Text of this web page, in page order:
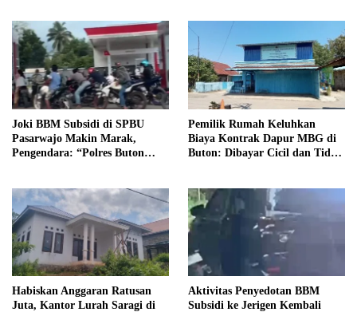
Joki BBM Subsidi di SPBU
Pasarwajo Makin Marak,
Pengendara: “Polres Buton
Pemilik Rumah Keluhkan
Biaya Kontrak Dapur MBG di
Buton: Dibayar Cicil dan Tidak
Habiskan Anggaran Ratusan
Juta, Kantor Lurah Saragi di
Aktivitas Penyedotan BBM
Subsidi ke Jerigen Kembali